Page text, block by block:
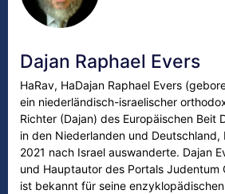
Dajan Raphael Evers
HaRav, HaDajan Raphael Evers
ein niederländisch-israelischer
Richter (Dajan) des Europäischen Beit
in den Niederlanden und Deutschland,
2021 nach Israel auswanderte. Dajan
und Hauptautor des Portals Judentum
ist bekannt für seine